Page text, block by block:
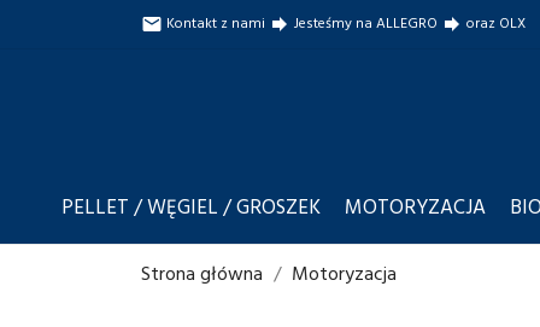
 Kontakt z nami forward Jesteśmy na ALLEGRO forward oraz OLX
PELLET / WĘGIEL / GROSZEK MOTORYZACJA
Strona główna Motoryzacja